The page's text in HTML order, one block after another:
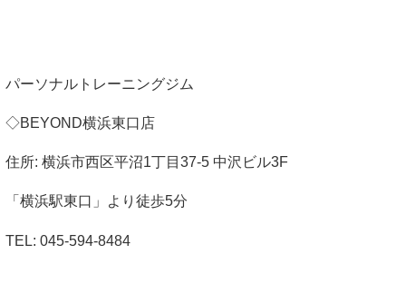
パーソナルトレーニングジム
◇BEYOND横浜東口店
住所: 横浜市西区平沼1丁目37-5 中沢ビル3F
「横浜駅東口」より徒歩5分
TEL: 045-594-8484